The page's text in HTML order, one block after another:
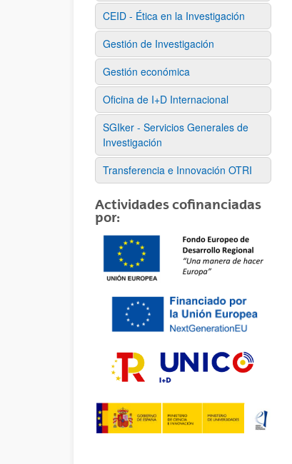
CEID - Ética en la Investigación
Gestión de Investigación
Gestión económica
Oficina de I+D Internacional
SGIker - Servicios Generales de
Investigación
Transferencia e Innovación OTRI
Actividades cofinanciadas
por: